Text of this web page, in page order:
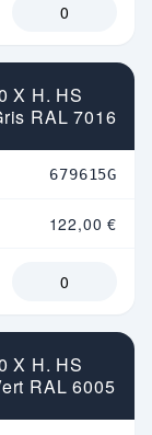
X H. HS
RAL 7016
679615G
122,00 €
X H. HS
RAL 6005